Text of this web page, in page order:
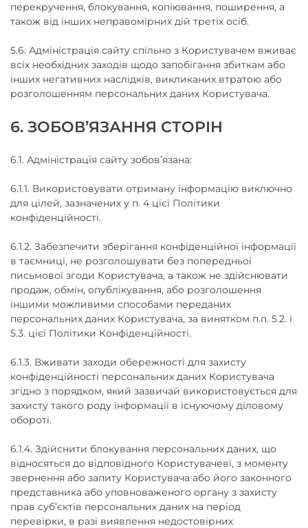
перекручення, блокування, копіювання, поширення, а
також від інших неправомірних дій третіх осіб.
5.6. Адміністрація сайту спільно з Користувачем вживає
всіх необхідних заходів щодо запобігання збиткам або
інших негативних наслідків, викликаних втратою або
розголошенням персональних даних Користувача.
6. ЗОБОВ’ЯЗАННЯ СТОРІН
6.1. Адміністрація сайту зобов’язана:
6.1.1. Використовувати отриману інформацію виключно
для цілей, зазначених у п. 4 цієї Політики
конфіденційності.
6.1.2. Забезпечити зберігання конфіденційної інформації
в таємниці, не розголошувати без попередньої
письмової згоди Користувача, а також не здійснювати
продаж, обмін, опублікування, або розголошення
іншими можливими способами переданих
персональних даних Користувача, за винятком п.п. 5.2. і
5.3. цієї Політики Конфіденційності.
6.1.3. Вживати заходи обережності для захисту
конфіденційності персональних даних Користувача
згідно з порядком, який зазвичай використовується для
захисту такого роду інформації в існуючому діловому
обороті.
6.1.4. Здійснити блокування персональних даних, що
відносяться до відповідного Користувачеві, з моменту
звернення або запиту Користувача або його законного
представника або уповноваженого органу з захисту
прав суб’єктів персональних даних на період
перевірки, в разі виявлення недостовірних